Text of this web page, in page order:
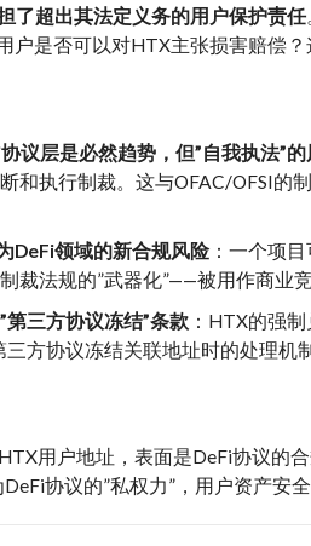
了超出其法定义务的用户保护责任
户是否可以对HTX主张损害赔偿
议层是必然趋势，但”自我执法”
和执行制裁。这与OFAC/OFSI
DeFi领域的新合规风险：一个项
裁法规的”武器化”——被用作商业
三方协议冻结”条款 ：HTX的强
方协议冻结关联地址时的处理机
用户地址，表面是DeFi协议的
协议的”私权力”，用户资产安